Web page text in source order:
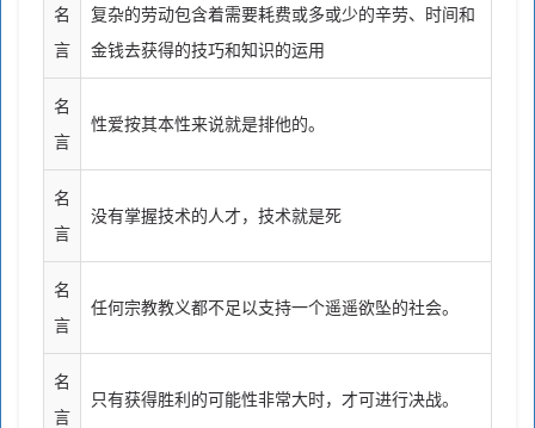
名
言
复杂的劳动包含着需要耗费或多或少的辛劳、时间和
金钱去获得的技巧和知识的运用
名
言
性爱按其本性来说就是排他的。
名
言
没有掌握技术的人才，技术就是死
名
言
任何宗教教义都不足以支持一个遥遥欲坠的社会。
名
言
只有获得胜利的可能性非常大时，才可进行决战。